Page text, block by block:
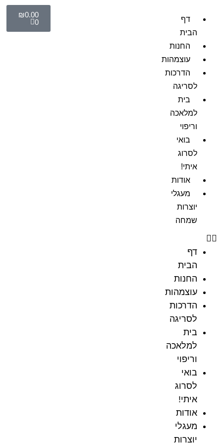
דף
הבית
החנות
עוצמהות
הדרכות
לסריגה
בית
למלאכה
וריפוי
בואי
לסרוג
איתי!
אודות
מעגלי
יוצרות
שמחה
דף
הבית
החנות
עוצמהות
הדרכות
לסריגה
בית
למלאכה
וריפוי
בואי
לסרוג
איתי!
אודות
מעגלי
יוצרות
₪0.00
0